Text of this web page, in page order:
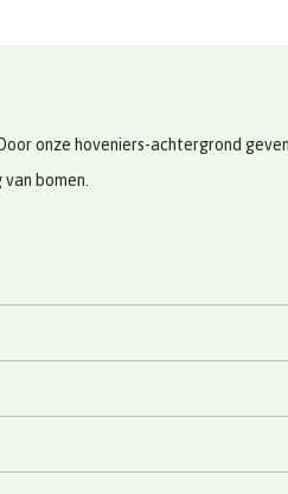
onze hoveniers-achtergrond
bomen.